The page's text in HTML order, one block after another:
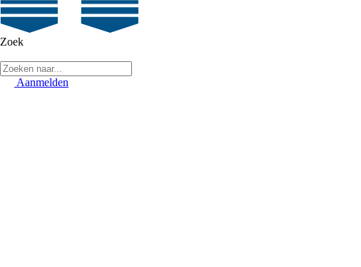
Zoek
Aanmelden